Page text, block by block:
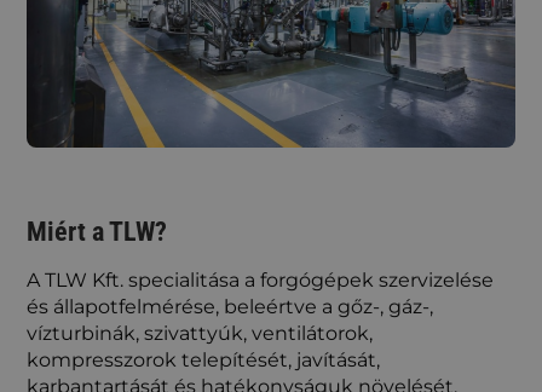
Miért a TLW?
A TLW Kft. specialitása a forgógépek szervizelése
és állapotfelmérése, beleértve a gőz-, gáz-,
vízturbinák, szivattyúk, ventilátorok,
kompresszorok telepítését, javítását,
karbantartását és hatékonyságuk növelését.